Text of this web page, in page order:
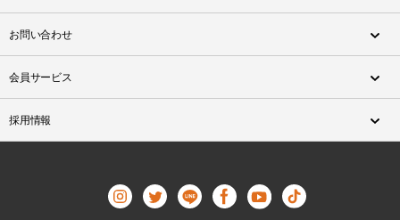
お問い合わせ
会員サービス
採用情報